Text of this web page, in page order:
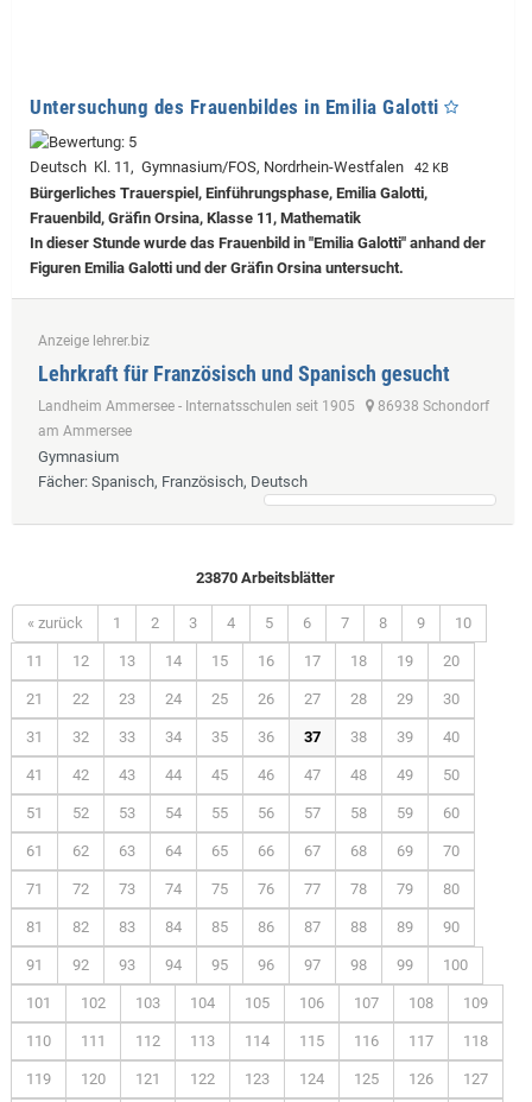
Untersuchung des Frauenbildes in Emilia Galotti
Deutsch Kl. 11, Gymnasium/FOS, Nordrhein-Westfalen 42 KB
Bürgerliches Trauerspiel, Einführungsphase, Emilia Galotti,
Frauenbild, Gräfin Orsina, Klasse 11, Mathematik
In dieser Stunde wurde das Frauenbild in "Emilia Galotti" anhand der
Figuren Emilia Galotti und der Gräfin Orsina untersucht.
Anzeige lehrer.biz
Lehrkraft für Französisch und Spanisch gesucht
Landheim Ammersee - Internatsschulen seit 1905
86938 Schondorf
am Ammersee
Gymnasium
Fächer: Spanisch, Französisch, Deutsch
23870 Arbeitsblätter
« zurück 1 2 3 4 5 6 7 8 9 10
11 12 13 14 15 16 17 18 19 20
21 22 23 24 25 26 27 28 29 30
31 32 33 34 35 36 37 38 39 40
41 42 43 44 45 46 47 48 49 50
51 52 53 54 55 56 57 58 59 60
61 62 63 64 65 66 67 68 69 70
71 72 73 74 75 76 77 78 79 80
81 82 83 84 85 86 87 88 89 90
91 92 93 94 95 96 97 98 99 100
101 102 103 104 105 106 107 108 109
110 111 112 113 114 115 116 117 118
119 120 121 122 123 124 125 126 127